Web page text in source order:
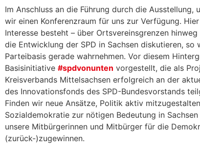
Im Anschluss an die Führung durch die Ausstellung,
wir einen Konferenzraum für uns zur Verfügung.
Interesse besteht – über Ortsvereinsgrenzen
die Entwicklung der SPD in Sachsen diskutieren, so
Parteibasis gerade wahrnehmen. Vor diesem
Basisinitiative #spdvonunten vorgestellt, die als
Kreisverbands Mittelsachsen erfolgreich an der
des Innovationsfonds des SPD-Bundesvorstands
Finden wir neue Ansätze, Politik aktiv
Sozialdemokratie zur nötigen Bedeutung in
unsere Mitbürgerinnen und Mitbürger für die
(zurück-)zugewinnen.